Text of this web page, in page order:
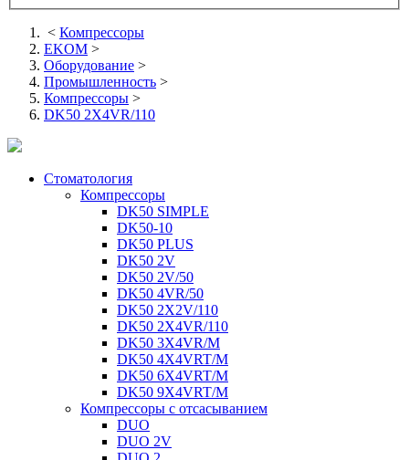
< Компрессоры
EKOM >
Оборудование >
Промышленность >
Компрессоры >
DK50 2X4VR/110
Стоматология
Компрессоры
DK50 SIMPLE
DK50-10
DK50 PLUS
DK50 2V
DK50 2V/50
DK50 4VR/50
DK50 2X2V/110
DK50 2X4VR/110
DK50 3X4VR/M
DK50 4X4VRT/M
DK50 6X4VRT/M
DK50 9X4VRT/M
Компрессоры с отсасыванием
DUO
DUO 2V